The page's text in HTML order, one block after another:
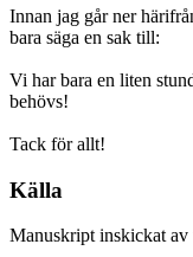
Innan jag går ner
bara säga en sak till:
Vi har bara en liten
behövs!
Tack för allt!
Källa
Manuskript inskickat av